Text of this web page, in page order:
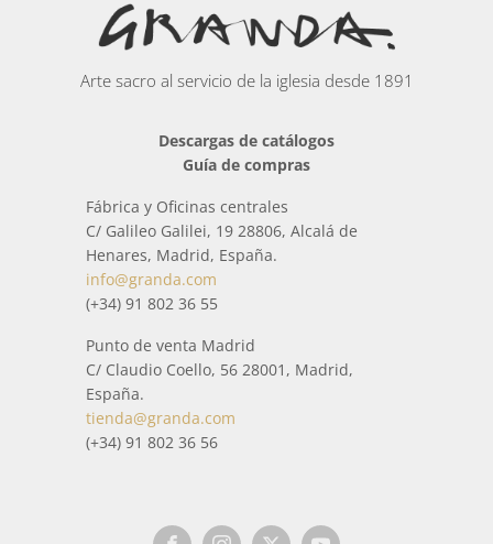
(joyeros, plateros, ceramistas, ebanistas,, escultores,
cinceladores, broncistas, pintores...) han trabajado
de elementos inspirados en el mundo que nos rodea y en
Todos los paquetes que se envían dePaliasse trata con
especial cuidado para que llegue a casa en perfectas
condiciones. Cuando está a punto de enviarse, antes del
envío, se comprueba por medio de un estricto control de
Arte sacro al servicio de la iglesia desde 1891
Descargas de catálogos
Guía de compras
Fábrica y Oficinas centrales
C/ Galileo Galilei, 19 28806, Alcalá de
Henares, Madrid, España.
info@granda.com
(+34) 91 802 36 55
Punto de venta Madrid
C/ Claudio Coello, 56 28001, Madrid,
España.
tienda@granda.com
(+34) 91 802 36 56